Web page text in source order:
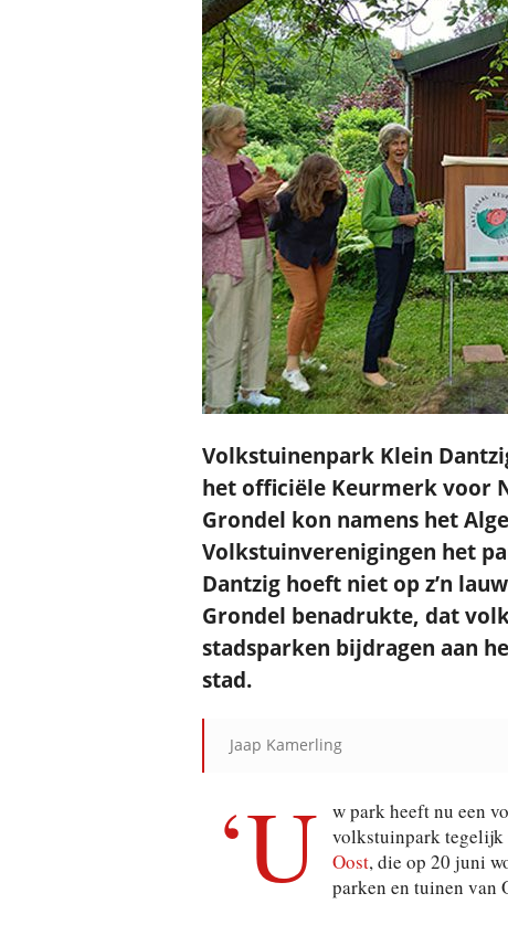
Volkstuinenpark Klein
het officiële Keurmerk voor
Grondel kon namens het
Volkstuinverenigingen het
Dantzig hoeft niet op z’n
Grondel benadrukte, dat
stadsparken bijdragen aan
stad.
Jaap Kamerling
‘U
w park heeft nu een
volkstuinpark tegelijk
Oost, die op 20 juni
parken en tuinen van